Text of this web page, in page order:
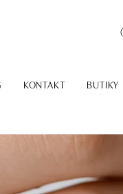
KONTAKT BUTIKY